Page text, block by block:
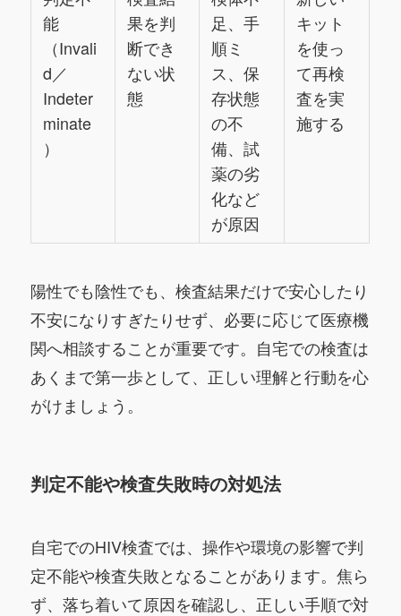
能
（Invali
d／
Indeter
minate
）
果を判
断でき
ない状
態
足、手
順ミ
ス、保
存状態
の不
備、試
薬の劣
化など
が原因
キット
を使っ
て再検
査を実
施する
陽性でも陰性でも、検査結果だけで安心したり
不安になりすぎたりせず、必要に応じて医療機
関へ相談することが重要です。自宅での検査は
あくまで第一歩として、正しい理解と行動を心
がけましょう。
判定不能や検査失敗時の対処法
自宅でのHIV検査では、操作や環境の影響で判
定不能や検査失敗となることがあります。焦ら
ず、落ち着いて原因を確認し、正しい手順で対